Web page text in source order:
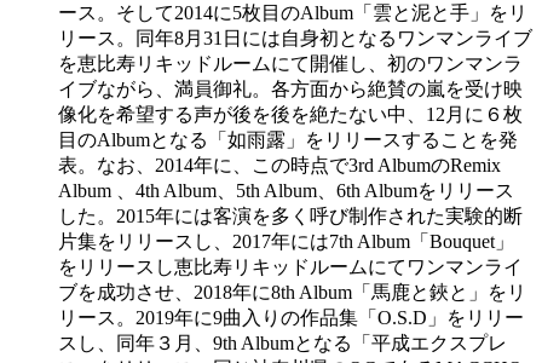
ース。そして2014に5枚目のAlbum「雲と泥と手」をリ
リース。同年8月31日には自身初となるワンマンライブ
を恵比寿リキッドルームにて開催し、初のワンマンラ
イブながら、満員御礼。各方面から絶賛の嵐を受け映
像化を希望する声が後を後を絶たない中、12月に６枚
目のAlbumとなる「如雨露」をリリースすることを発
表。なお、2014年に、この時点で3rd AlbumのRemix
Album 、4th Album、5th Album、6th Albumをリリース
した。2015年には客演を多く呼び制作された実験的断
片集をリリースし、2017年には7th Album「Bouquet」
をリリースし恵比寿リキッドルームにてワンマンライ
ブを成功させ、2018年に8th Album「馬鹿と鋏と」をリ
リース。2019年に9曲入りの作品集「O.S.D」をリリー
スし、同年３月、9th Albumとなる「平成エクスプレ